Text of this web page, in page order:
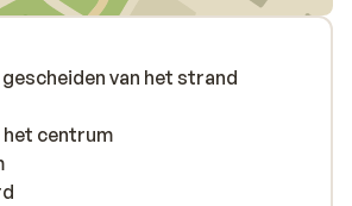
van het strand
het centrum